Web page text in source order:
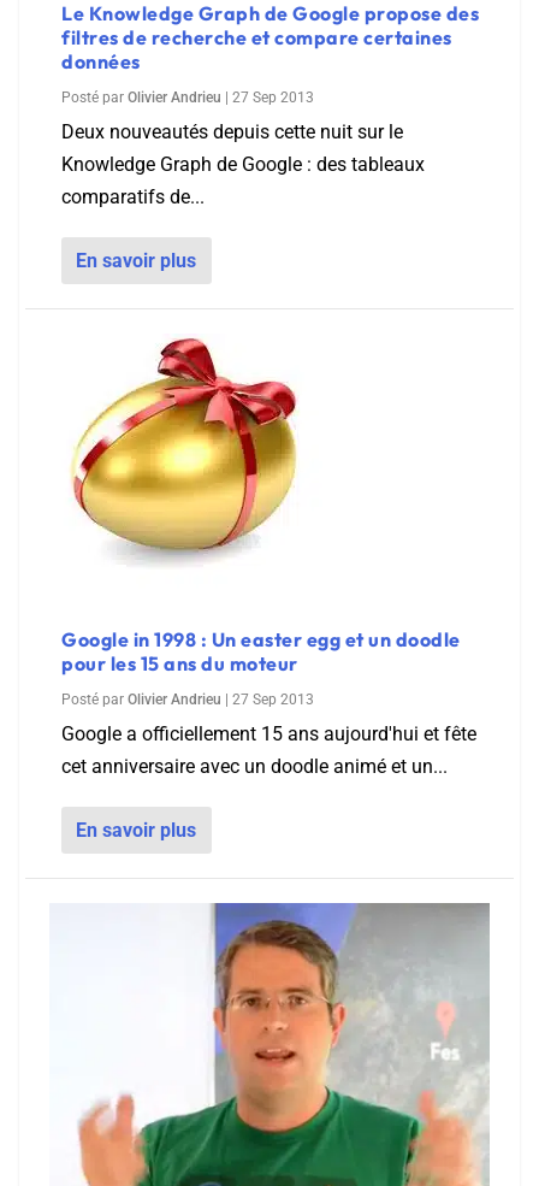
Le Knowledge Graph de Google propose des
filtres de recherche et compare certaines
données
Posté par Olivier Andrieu 27 Sep 2013
Deux nouveautés depuis cette nuit sur le
Knowledge Graph de Google : des tableaux
comparatifs de...
En savoir plus
Google in 1998 : Un easter egg et un doodle
pour les 15 ans du moteur
Posté par Olivier Andrieu 27 Sep 2013
Google a officiellement 15 ans aujourd'hui et fête
cet anniversaire avec un doodle animé et un...
En savoir plus